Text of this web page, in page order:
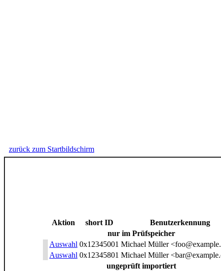
zurück zum Startbildschirm
Aktion short ID
Benutzerkennung
nur im Prüfspeicher
Auswahl 0x12345001 Michael Müller
Auswahl 0x12345801 Michael Müller
ungeprüft importiert